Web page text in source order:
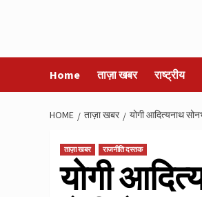
Home ताज़ा खबर राष्ट्रीय
HOME ताज़ा खबर योगी आदित्यनाथ
ताज़ा खबर राजनीति दस्तक
योगी